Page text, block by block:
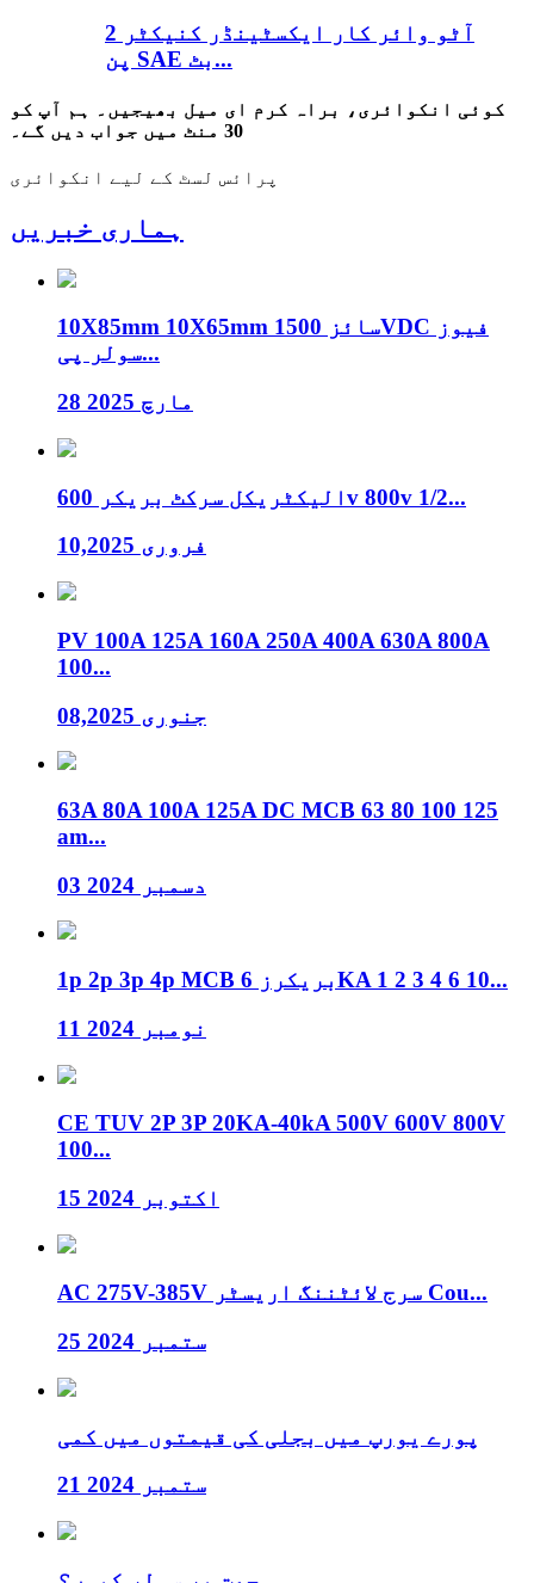
آٹو وائر کار ایکسٹینڈر کنیکٹر 2
پن SAE بٹ...
کوئی انکوائری، براہ کرم ای میل بھیجیں۔ ہم آپ کو
30 منٹ میں جواب دیں گے۔
پرائس لسٹ کے لیے انکوائری
ہماری خبریں
10X85mm 10X65mm سائز 1500VDC فیوز
سولر پی...
28 مارچ 2025
الیکٹریکل سرکٹ بریکر 600v 800v 1/2...
فروری 10,2025
PV 100A 125A 160A 250A 400A 630A 800A
100...
جنوری 08,2025
63A 80A 100A 125A DC MCB 63 80 100 125
am...
03 دسمبر 2024
1p 2p 3p 4p MCB بریکرز 6KA 1 2 3 4 6 10...
11 نومبر 2024
CE TUV 2P 3P 20KA-40kA 500V 600V 800V
100...
15 اکتوبر 2024
AC 275V-385V سرج لائٹننگ اریسٹر Cou...
25 ستمبر 2024
پورے یورپ میں بجلی کی قیمتوں میں کمی
21 ستمبر 2024